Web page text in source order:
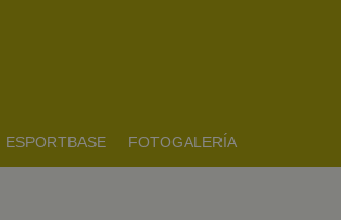
ESPORTBASE FOTOGALERÍA